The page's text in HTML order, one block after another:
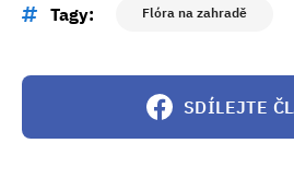
Tagy: Flóra na zahradě
SDÍLEJTE